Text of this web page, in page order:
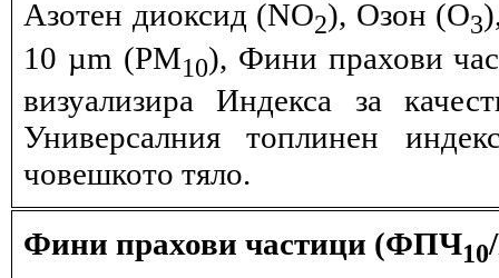
Азотен диоксид (NO2), Озон (O3
10 µm (PM10), Фини прахови
визуализира Индекса за
Универсалния топлинен
човешкото тяло.
Фини прахови частици (ФПЧ10